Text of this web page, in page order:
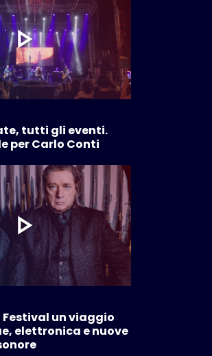
tutti gli eventi.
per Carlo Conti
Festival un viaggio
elettronica e nuove